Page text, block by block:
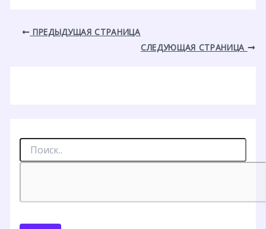
ПРЕДЫДУЩАЯ СТРАНИЦА
СЛЕДУЮЩАЯ СТРАНИЦА